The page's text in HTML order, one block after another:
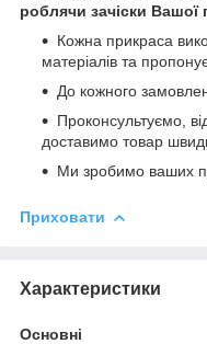
роблячи зачіски
Кожна прикраса
матеріалів та
До кожного
Проконсультуємо,
доставимо товар
Ми зробимо ваших
Приховати
Характеристики
Основні